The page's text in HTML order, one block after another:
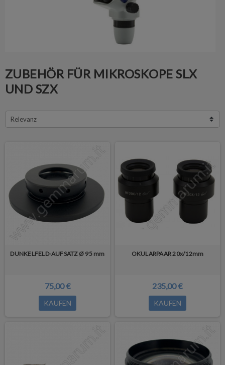
ZUBEHÖR FÜR MIKROSKOPE SLX
UND SZX
Relevanz
DUNKELFELD-AUFSATZ Ø 95 mm
75,00 €
KAUFEN
OKULARPAAR 20x/12mm
235,00 €
KAUFEN